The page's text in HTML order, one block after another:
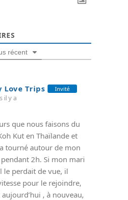
récent
Love Trips Invité
il y a
que nous faisons du
Kut en Thaïlande et
tourné autour de mon
2h. Si mon mari
le perdait de vue, il
pour le rejoindre,
aujourd’hui , à nouveau,